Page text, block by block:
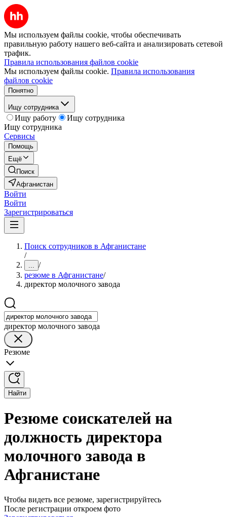
Мы используем файлы cookie, чтобы обеспечивать
правильную работу нашего веб-сайта и анализировать сетевой
трафик.
Правила использования файлов cookie
Мы используем файлы cookie. Правила использования
файлов cookie
Понятно
Ищу сотрудника
Ищу работу
Ищу сотрудника
Ищу сотрудника
Сервисы
Помощь
Ещё
Поиск
Афганистан
Войти
Войти
Зарегистрироваться
Поиск сотрудников в Афганистане
/
... /
резюме в Афганистане/
директор молочного завода
директор молочного завода
Резюме
Найти
Резюме соискателей на
должность директора
молочного завода в
Афганистане
Чтобы видеть все резюме, зарегистрируйтесь
После регистрации откроем фото